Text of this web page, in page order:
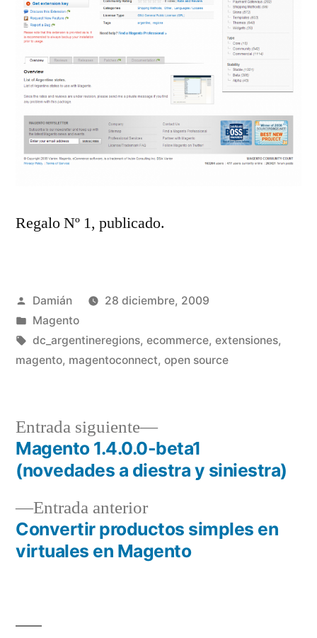
Regalo Nº 1, publicado.
Publicado
por
Damián
28 diciembre, 2009
Publicado
en
Magento
Etiquetas:
dc_argentineregions, ecommerce, extensiones,
magento, magentoconnect, open source
Navegación
entradas
Entrada anteriorEntrada
anterior:
Convertir productos simples en
virtuales en Magento
Entrada siguiente
Entrada
siguiente:
Magento 1.4.0.0-beta1
(novedades a diestra y siniestra)